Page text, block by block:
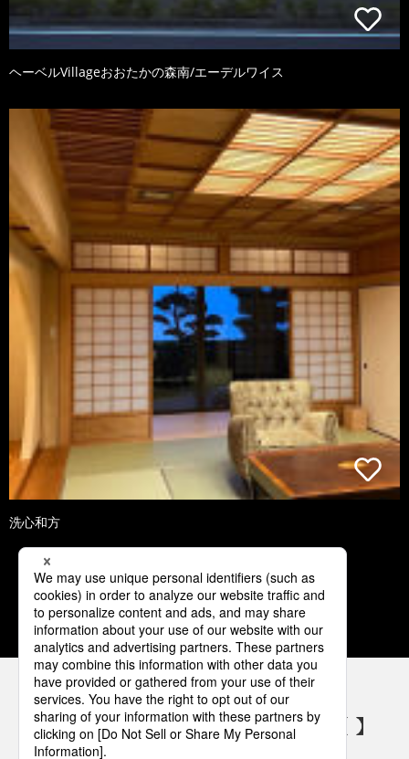
ヘーベルVillageおおたかの森南/エーデルワイス
洗心和方
1 2 3 4 5
パナソニックの電気設備 SNSアカウント